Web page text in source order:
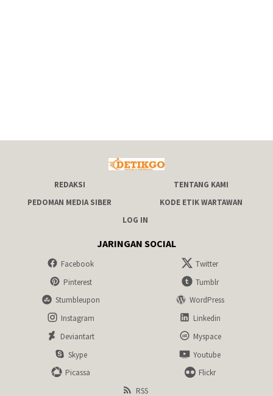
REDAKSI
TENTANG KAMI
PEDOMAN MEDIA SIBER
KODE ETIK WARTAWAN
LOG IN
JARINGAN SOCIAL
Facebook
Twitter
Pinterest
Tumblr
Stumbleupon
WordPress
Instagram
Linkedin
Deviantart
Myspace
Skype
Youtube
Picassa
Flickr
RSS